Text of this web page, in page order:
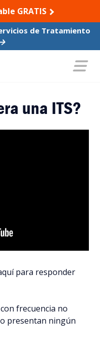
GRATIS
de Tratamiento
una ITS?
para responder
frecuencia no
presentan ningún